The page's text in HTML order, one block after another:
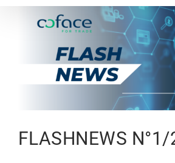
Ingrandisci
FLASHNEWS